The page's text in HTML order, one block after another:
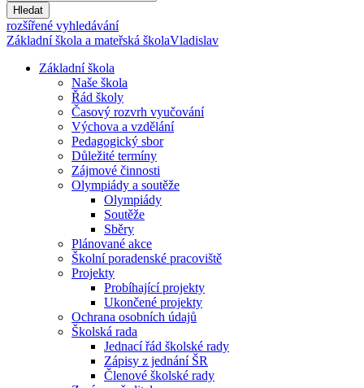
Hledat
rozšířené vyhledávání
Základní škola a mateřská školaVladislav
Základní škola
Naše škola
Řád školy
Časový rozvrh vyučování
Výchova a vzdělání
Pedagogický sbor
Důležité termíny
Zájmové činnosti
Olympiády a soutěže
Olympiády
Soutěže
Sběry
Plánované akce
Školní poradenské pracoviště
Projekty
Probíhající projekty
Ukončené projekty
Ochrana osobních údajů
Školská rada
Jednací řád školské rady
Zápisy z jednání ŠR
Členové školské rady